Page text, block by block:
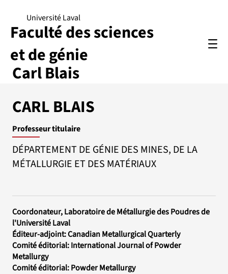
Carl Blais
Université Laval
Faculté des sciences
et de génie
CARL BLAIS
Professeur titulaire
DÉPARTEMENT DE GÉNIE DES MINES, DE LA
MÉTALLURGIE ET DES MATÉRIAUX
Coordonateur, Laboratoire de Métallurgie des Poudres de
l'Université Laval
Éditeur-adjoint: Canadian Metallurgical Quarterly
Comité éditorial: International Journal of Powder
Metallurgy
Comité éditorial: Powder Metallurgy